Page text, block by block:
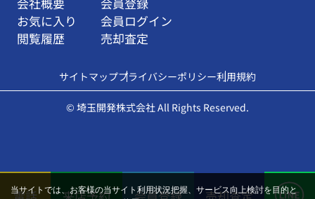
お気に入り
閲覧履歴
会員ログイン
売却査定
サイトマッププライバシーポリシー利用規約
© 埼玉開発株式会社 All Rights Reserved.
当サイトでは、お客様の当サイト利用状況把握、サービス向上検討を目的と